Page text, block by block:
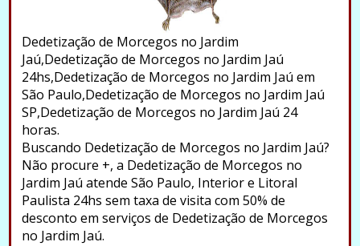
Dedetização de Morcegos no Jardim
Jaú,Dedetização de Morcegos no Jardim Jaú
24hs,Dedetização de Morcegos no Jardim Jaú em
São Paulo,Dedetização de Morcegos no Jardim Jaú
SP,Dedetização de Morcegos no Jardim Jaú 24
horas.
Buscando Dedetização de Morcegos no Jardim Jaú?
Não procure +, a Dedetização de Morcegos no
Jardim Jaú atende São Paulo, Interior e Litoral
Paulista 24hs sem taxa de visita com 50% de
desconto em serviços de Dedetização de Morcegos
no Jardim Jaú.